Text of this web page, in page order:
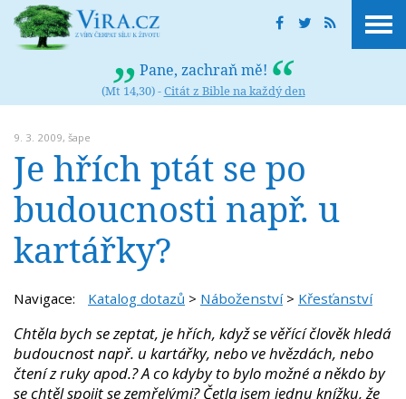
Pane, zachraň mě!
(Mt 14,30) -Citát z Bible na každý den
9. 3. 2009, šape
Je hřích ptát se po
budoucnosti např. u
kartářky?
Navigace: Katalog dotazů > Náboženství> Křesťanství
Chtěla bych se zeptat, je hřích, když se věřící člověk hledá
budoucnost např. u kartářky, nebo ve hvězdách, nebo
čtení z ruky apod.? A co kdyby to bylo možné a někdo by
se chtěl spojit se zemřelými? Četla jsem jednu knížku, že